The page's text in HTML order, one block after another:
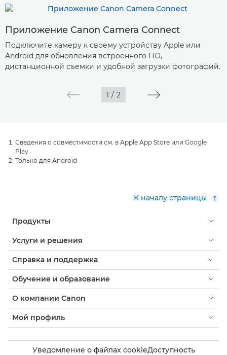
Приложение Canon Camera Connect
Подключите камеру к своему устройству Apple или
Android для обновления встроенного ПО,
дистанционной съемки и удобной загрузки фотографий.
1 / 2
Сведения о совместимости см. в Apple App Store или Google
Play
Только для Android
К началу страницы
Продукты
Услуги и решения
Справка и поддержка
Обучение и образование
О компании Canon
Мой профиль
Уведомление о файлах cookieДоступность